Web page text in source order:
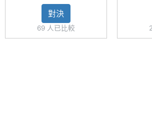
◎ 前置 1,300 萬畫素鏡頭
◎ 後置 5,000 萬畫素鏡頭 + 200 萬
萬畫素鏡頭
材質
LCD
對決
69 人已比較